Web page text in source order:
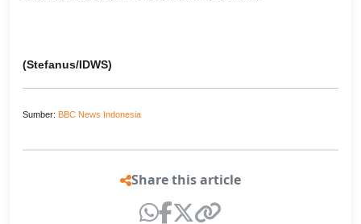
(Stefanus/IDWS)
Sumber: BBC News Indonesia
Share this article